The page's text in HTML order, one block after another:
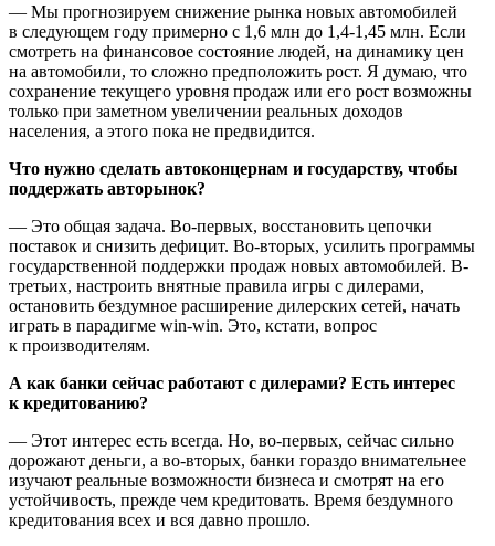
— Мы прогнозируем снижение рынка новых автомобилей
в следующем году примерно с 1,6 млн до 1,4-1,45 млн. Если
смотреть на финансовое состояние людей, на динамику цен
на автомобили, то сложно предположить рост. Я думаю, что
сохранение текущего уровня продаж или его рост возможны
только при заметном увеличении реальных доходов
населения, а этого пока не предвидится.
Что нужно сделать автоконцернам и государству, чтобы
поддержать авторынок?
— Это общая задача. Во-первых, восстановить цепочки
поставок и снизить дефицит. Во-вторых, усилить программы
государственной поддержки продаж новых автомобилей. В-
третьих, настроить внятные правила игры с дилерами,
остановить бездумное расширение дилерских сетей, начать
играть в парадигме win-win. Это, кстати, вопрос
к производителям.
А как банки сейчас работают с дилерами? Есть интерес
к кредитованию?
— Этот интерес есть всегда. Но, во-первых, сейчас сильно
дорожают деньги, а во-вторых, банки гораздо внимательнее
изучают реальные возможности бизнеса и смотрят на его
устойчивость, прежде чем кредитовать. Время бездумного
кредитования всех и вся давно прошло.